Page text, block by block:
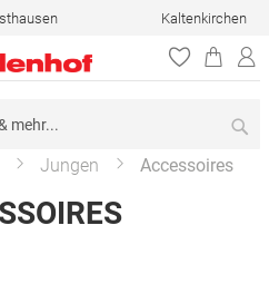
Kaltenkirchen
Jungen Accessoires